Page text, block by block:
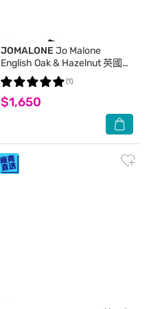
JOMALONE Jo Malone
English Oak & Hazelnut 英國橡
樹與榛果香水 30ml
$1,650
(1)